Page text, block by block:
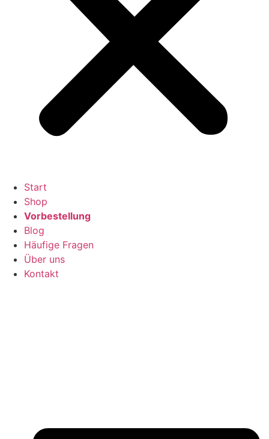
Start
Shop
Vorbestellung
Blog
Häufige Fragen
Über uns
Kontakt